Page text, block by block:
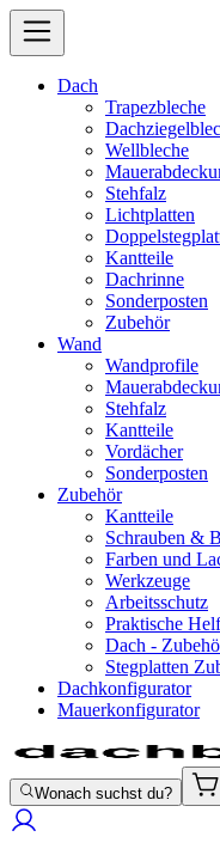
Dach
Trapezbleche
Wellbleche
Stehfalz
Lichtplatten
Kantteile
Dachrinne
Sonderposten
Zubehör
Wand
Wandprofile
Stehfalz
Kantteile
Vordächer
Sonderposten
Zubehör
Kantteile
Schrauben &
Farben und
Werkzeuge
Arbeitsschutz
Praktische
Dach -
Stegplatten
Dachkonfigurator
Mauerkonfigurator
Wonach suchst du?